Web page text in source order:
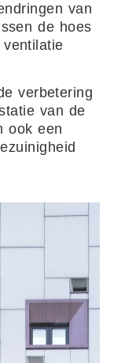
van
de hoes
verbetering
van de
ook een